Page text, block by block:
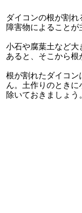
ダイコンの根が割
障害物によることが
小石や腐葉土など大
あると、そこから根
根が割れたダイコン
ん。土作りのときに
除いておきましょう